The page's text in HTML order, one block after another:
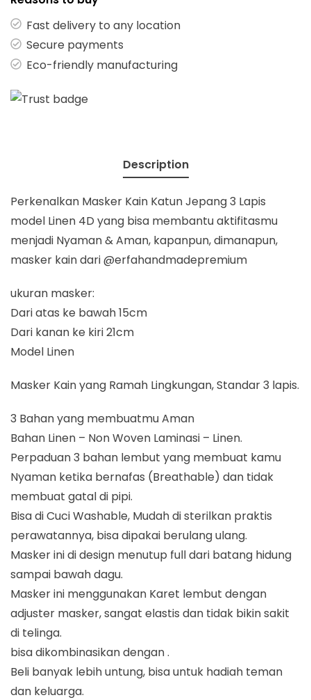
Fast delivery to any location
Secure payments
Eco-friendly manufacturing
Description
Perkenalkan Masker Kain Katun Jepang 3 Lapis
model Linen 4D yang bisa membantu aktifitasmu
menjadi Nyaman & Aman, kapanpun, dimanapun,
masker kain dari @erfahandmadepremium
ukuran masker:
Dari atas ke bawah 15cm
Dari kanan ke kiri 21cm
Model Linen
Masker Kain yang Ramah Lingkungan, Standar 3 lapis.
3 Bahan yang membuatmu Aman
Bahan Linen – Non Woven Laminasi – Linen.
Perpaduan 3 bahan lembut yang membuat kamu
Nyaman ketika bernafas (Breathable) dan tidak
membuat gatal di pipi.
Bisa di Cuci Washable, Mudah di sterilkan praktis
perawatannya, bisa dipakai berulang ulang.
Masker ini di design menutup full dari batang hidung
sampai bawah dagu.
Masker ini menggunakan Karet lembut dengan
adjuster masker, sangat elastis dan tidak bikin sakit
di telinga.
bisa dikombinasikan dengan .
Beli banyak lebih untung, bisa untuk hadiah teman
dan keluarga.